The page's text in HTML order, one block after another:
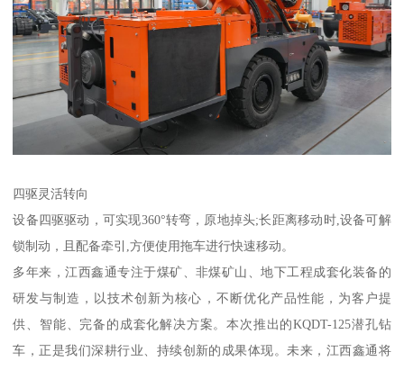
四驱灵活转向
设备四驱驱动，可实现360°转弯，原地掉头;长距离移动时,设备可解
锁制动，且配备牵引,方便使用拖车进行快速移动。
多年来，江西鑫通专注于煤矿、非煤矿山、地下工程成套化装备的
研发与制造，以技术创新为核心，不断优化产品性能，为客户提
供、智能、完备的成套化解决方案。本次推出的KQDT-125潜孔钻
车，正是我们深耕行业、持续创新的成果体现。未来，江西鑫通将